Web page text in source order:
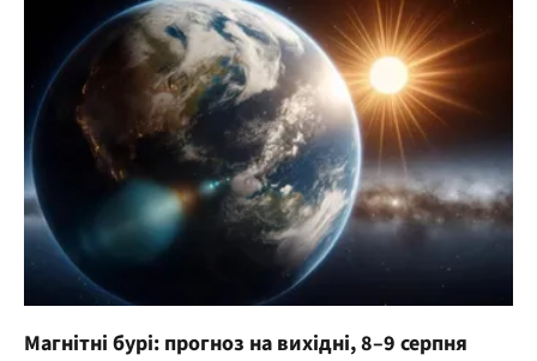
Магнітні бурі: прогноз на вихідні, 8–9 серпня